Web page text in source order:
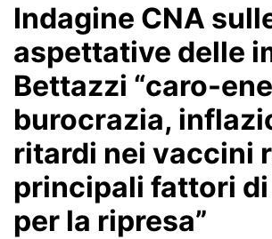
Indagine CNA
aspettative delle
Bettazzi “caro-
burocrazia,
ritardi nei vaccini
principali fattori
per la ripresa”